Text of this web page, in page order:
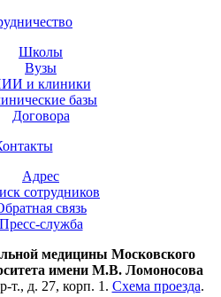
Школы
Вузы
и клиники
базы
Договора
Адрес
сотрудников
связь
Пресс-служба
медицины Московского
имени М.В. Ломоносова
т., д. 27, корп. 1. Схема проезда.